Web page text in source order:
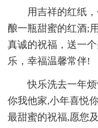
用吉祥的红纸
酿一瓶甜蜜的红酒;
真诚的祝福，送一
乐，幸福温馨常伴!
快乐洗去一年
你我他家,小年喜悦
最甜蜜的祝福,愿您